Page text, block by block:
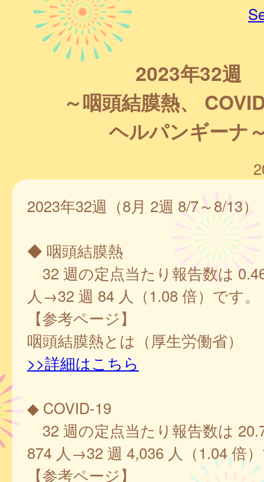
2023年32週
～咽頭結膜熱、
ヘルパンギーナ
2023年32週（8月 2週 8/7～8/13）
◆ 咽頭結膜熱
32 週の定点当たり報告数は
人→32 週 84 人（1.08 倍）です。
【参考ページ】
咽頭結膜熱とは（厚生労働省）
>>詳細はこちら
◆ COVID-19
32 週の定点当たり報告数は
874 人→32 週 4,036 人（1.04 倍
【参考ページ】